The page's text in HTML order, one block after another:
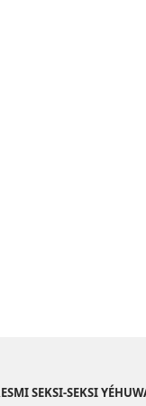
SEKSI-SEKSI